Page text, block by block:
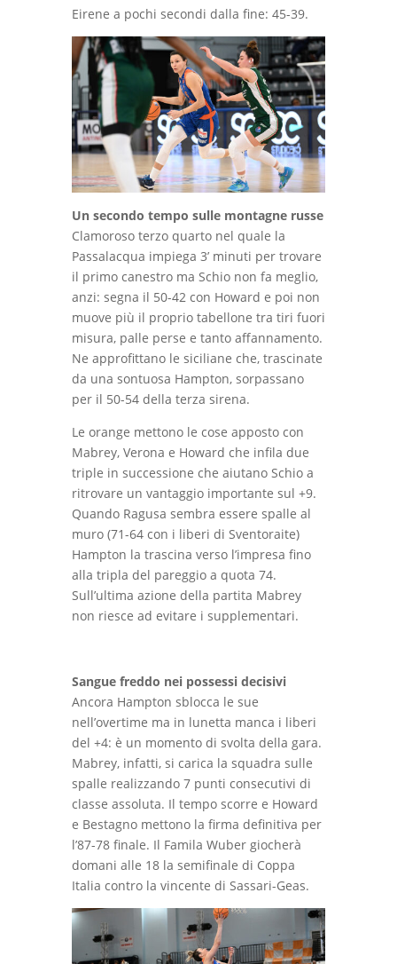
Eirene a pochi secondi dalla fine: 45-39.
Un secondo tempo sulle montagne russe
Clamoroso terzo quarto nel quale la
Passalacqua impiega 3’ minuti per trovare
il primo canestro ma Schio non fa meglio,
anzi: segna il 50-42 con Howard e poi non
muove più il proprio tabellone tra tiri fuori
misura, palle perse e tanto affannamento.
Ne approfittano le siciliane che, trascinate
da una sontuosa Hampton, sorpassano
per il 50-54 della terza sirena.
Le orange mettono le cose apposto con
Mabrey, Verona e Howard che infila due
triple in successione che aiutano Schio a
ritrovare un vantaggio importante sul +9.
Quando Ragusa sembra essere spalle al
muro (71-64 con i liberi di Sventoraite)
Hampton la trascina verso l’impresa fino
alla tripla del pareggio a quota 74.
Sull’ultima azione della partita Mabrey
non riesce ad evitare i supplementari.
Sangue freddo nei possessi decisivi
Ancora Hampton sblocca le sue
nell’overtime ma in lunetta manca i liberi
del +4: è un momento di svolta della gara.
Mabrey, infatti, si carica la squadra sulle
spalle realizzando 7 punti consecutivi di
classe assoluta. Il tempo scorre e Howard
e Bestagno mettono la firma definitiva per
l’87-78 finale. Il Famila Wuber giocherà
domani alle 18 la semifinale di Coppa
Italia contro la vincente di Sassari-Geas.